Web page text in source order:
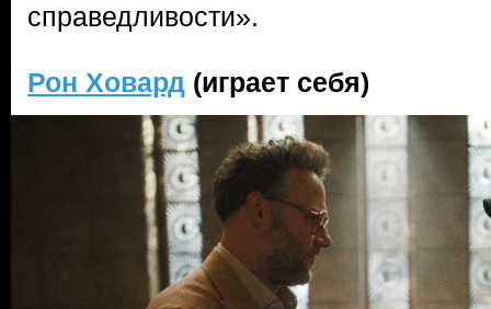
справедливости».
Рон Ховард (играет себя)